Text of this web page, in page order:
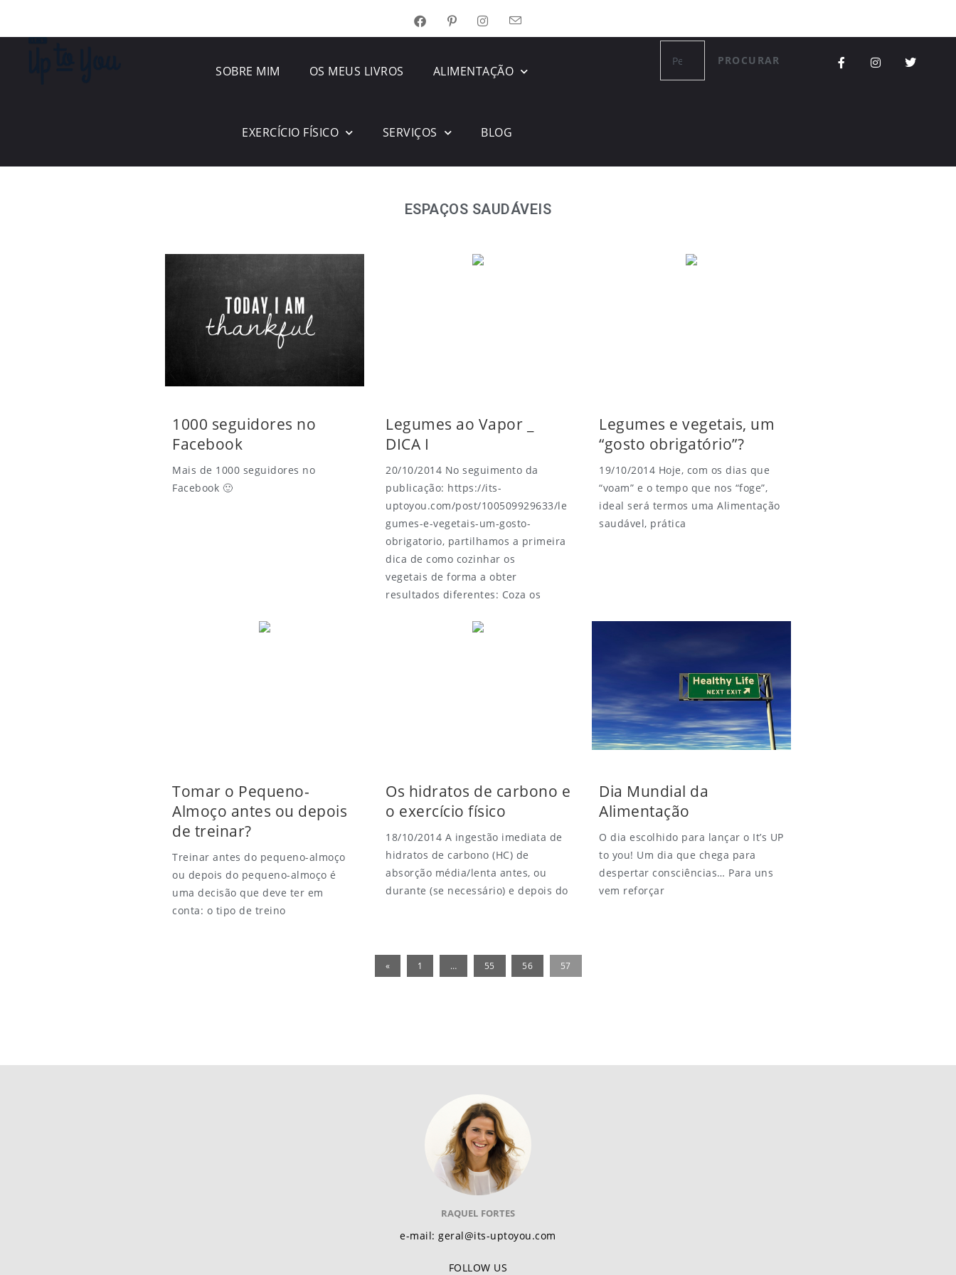
SOBRE MIM OS MEUS LIVROS ALIMENTAÇÃO
EXERCÍCIO FÍSICO SERVIÇOS BLOG
PROCURAR
ESPAÇOS SAUDÁVEIS
1000 seguidores no
Facebook
Mais de 1000 seguidores no
Facebook 🙂
Legumes ao Vapor _
DICA I
20/10/2014 No seguimento da
publicação: https://its-
uptoyou.com/post/100509929633/le
gumes-e-vegetais-um-gosto-
obrigatorio, partilhamos a primeira
dica de como cozinhar os
vegetais de forma a obter
resultados diferentes: Coza os
Legumes e vegetais, um
“gosto obrigatório”?
19/10/2014 Hoje, com os dias que
“voam” e o tempo que nos “foge”,
ideal será termos uma Alimentação
saudável, prática
Tomar o Pequeno-
Almoço antes ou depois
de treinar?
Treinar antes do pequeno-almoço
ou depois do pequeno-almoço é
uma decisão que deve ter em
conta: o tipo de treino
Os hidratos de carbono e
o exercício físico
18/10/2014 A ingestão imediata de
hidratos de carbono (HC) de
absorção média/lenta antes, ou
durante (se necessário) e depois do
Dia Mundial da
Alimentação
O dia escolhido para lançar o It’s UP
to you! Um dia que chega para
despertar consciências… Para uns
vem reforçar
« 1 … 55 56 57
RAQUEL FORTES
e-mail: geral@its-uptoyou.com
FOLLOW US